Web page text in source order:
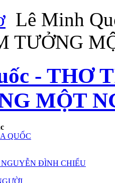
Lê Minh
TƯỞNG
- THƠ
MỘT
QUỐC
ĐÌNH CHIỂU